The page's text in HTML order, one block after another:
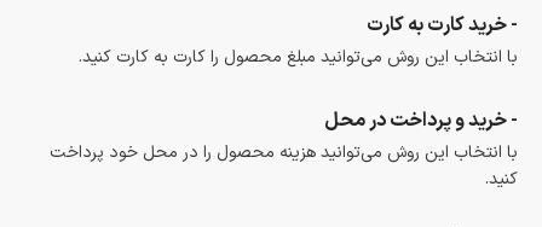
- خرید کارت به کارت
با انتخاب این روش می‌توانید مبلغ محصول را کارت به کارت کنید.
- خرید و پرداخت در محل
با انتخاب این روش می‌توانید هزینه محصول را در محل خود پرداخت
کنید.